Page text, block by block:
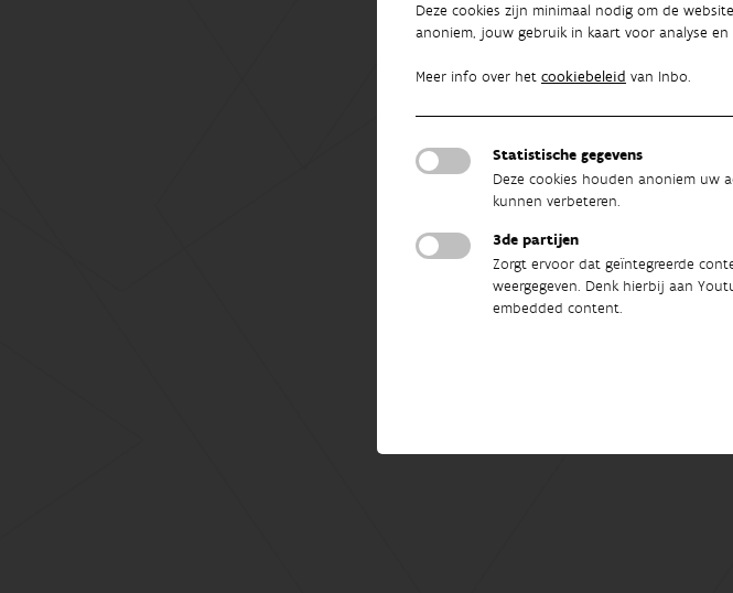
Deze cookies zijn minimaal nodig om de
anoniem, jouw gebruik in kaart voor analyse en
Meer info over het cookiebeleid van Inbo.
Statistische gegevens
Deze cookies houden anoniem uw
kunnen verbeteren.
3de partijen
Zorgt ervoor dat geïntegreerde
weergegeven. Denk hierbij aan
embedded content.